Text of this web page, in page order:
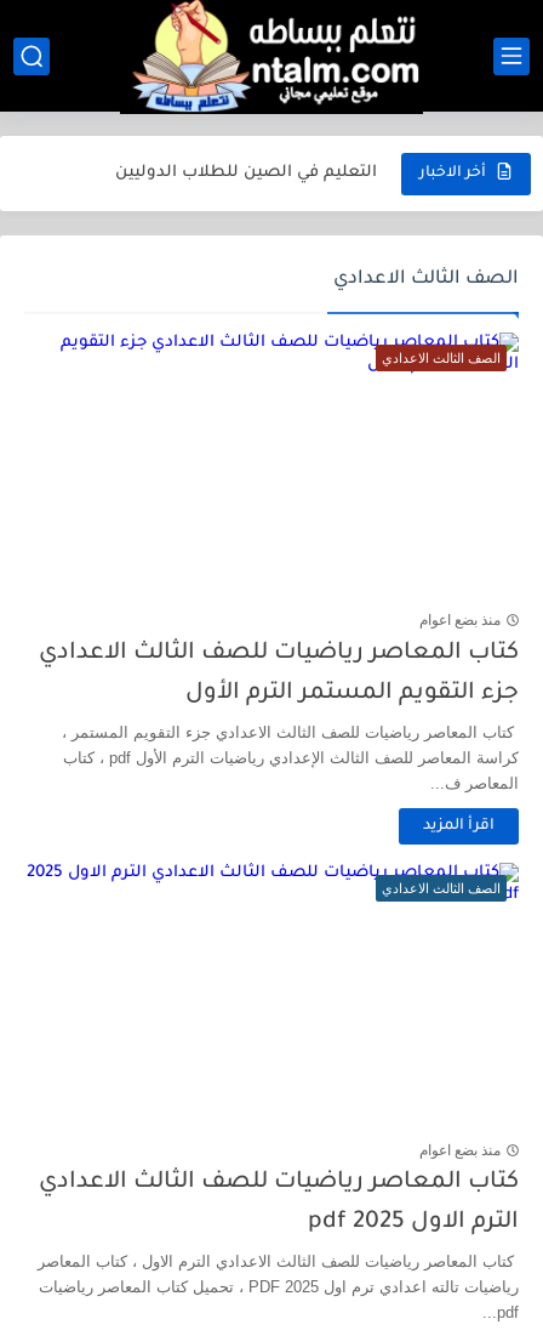
أخر الاخبار
الثانوية العامة في مصر 2026.. الدليل الكامل للطالب من أول...
التعليم في الصين للطلاب الدوليين
التعليم في فرنسا للطلاب الدوليين
التعليم في إنجلترا للطلاب الدوليين
التعليم في أمريكا للطلاب الدوليين
الصف الثالث الاعدادي
الصف الثالث الاعدادي
منذ بضع اعوام
كتاب المعاصر رياضيات للصف الثالث الاعدادي
جزء التقويم المستمر الترم الأول
كتاب المعاصر رياضيات للصف الثالث الاعدادي جزء التقويم المستمر ،
كراسة المعاصر للصف الثالث الإعدادي رياضيات الترم الأول pdf ، كتاب
المعاصر ف...
اقرأ المزيد
الصف الثالث الاعدادي
منذ بضع اعوام
كتاب المعاصر رياضيات للصف الثالث الاعدادي
الترم الاول 2025 pdf
كتاب المعاصر رياضيات للصف الثالث الاعدادي الترم الاول ، كتاب المعاصر
رياضيات تالته اعدادي ترم اول 2025 PDF ، تحميل كتاب المعاصر رياضيات
pdf...